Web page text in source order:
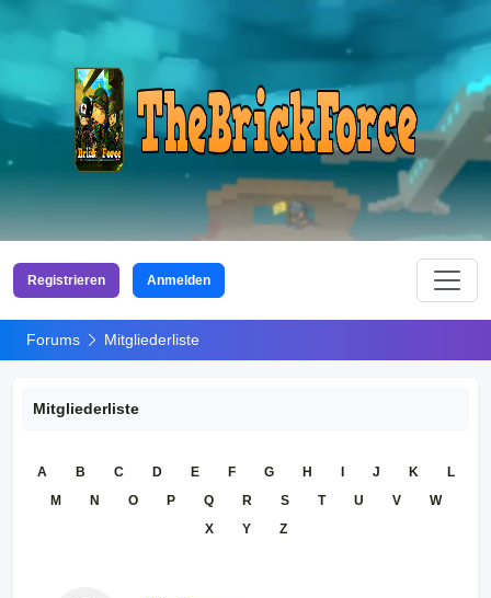
Registrieren Anmelden
Forums Mitgliederliste
Mitgliederliste
A B C D E F G H J K
L
M
N O P Q R S T U V
W
X
Y Z